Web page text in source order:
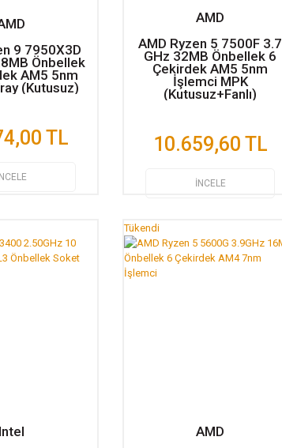
9 7950X3D
Önbellek
AM5 5nm
(Kutusuz)
TL
AMD
AMD Ryzen 5 7500F 3.7
GHz 32MB Önbellek 6
Çekirdek AM5 5nm
İşlemci MPK
(Kutusuz+Fanlı)
10.659,60 TL
İNCELE
Intel
Tükendi
AMD